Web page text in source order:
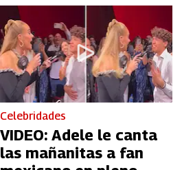
Celebridades
VIDEO: Adele le canta
las mañanitas a fan